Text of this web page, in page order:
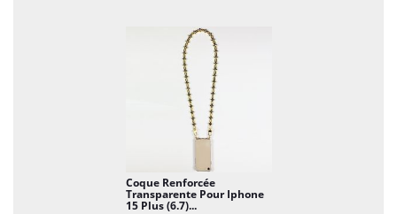
Coque Renforcée
Transparente Pour Iphone
15 Plus (6.7)...